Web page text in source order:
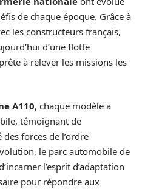
de chaque époque. Grâce à
les constructeurs français,
d’une flotte
à relever les missions les
A110, chaque modèle a
témoignant de
des forces de l’ordre
le parc automobile de
l’esprit d’adaptation
pour répondre aux